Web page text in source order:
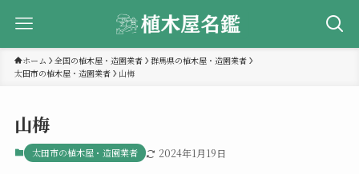
ホーム 全国の植木屋・造園業者
群馬県の植木屋・造園業者
太田市の植木屋・造園業者
山梅
山梅
太田市の植木屋・造園業者 2024年1月19日